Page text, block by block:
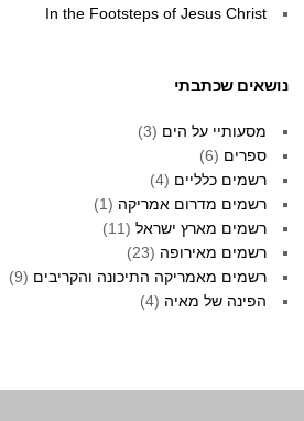
In the Footsteps of Jesus Christ
נושאים שכתבתי
מסעותיי על הים (3)
ספרים (6)
רשמים כלליים (4)
רשמים מדרום אמריקה (1)
רשמים מארץ ישראל (11)
רשמים מאירופה (23)
רשמים מאמריקה התיכונה והקריבים (9)
הפינה של מאיה (4)